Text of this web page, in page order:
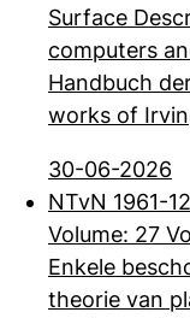
Surface
computers
Handbuch
works of
30-06-2026
NTvN 1961-
Volume: 27
Enkele
theorie van